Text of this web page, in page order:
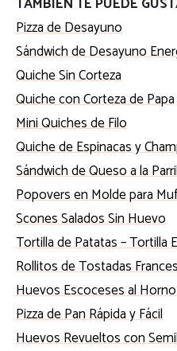
Pizza de Desayuno
Sándwich de Desayuno
Quiche Sin Corteza
Quiche con Corteza de Papa
Mini Quiches de Filo
Quiche de Espinacas y
Sándwich de Queso a la
Popovers en Molde para
Scones Salados Sin Huevo
Tortilla de Patatas – Tortilla
Rollitos de Tostadas
Huevos Escoceses al Horno
Pizza de Pan Rápida y Fácil
Huevos Revueltos con